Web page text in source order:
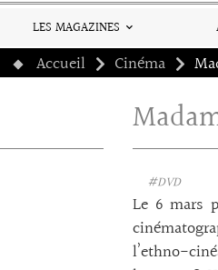
LES MAGAZINES
Accueil Cinéma
#DVD
Le 6 mars
l’ethno-